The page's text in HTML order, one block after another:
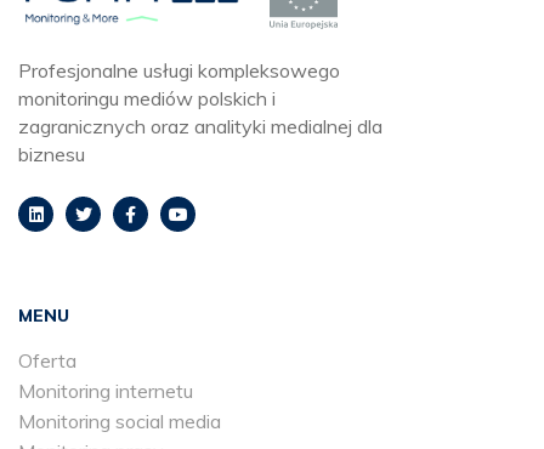
Profesjonalne usługi kompleksowego
monitoringu mediów polskich i
zagranicznych oraz analityki medialnej dla
biznesu
MENU
Oferta
Monitoring internetu
Monitoring social media